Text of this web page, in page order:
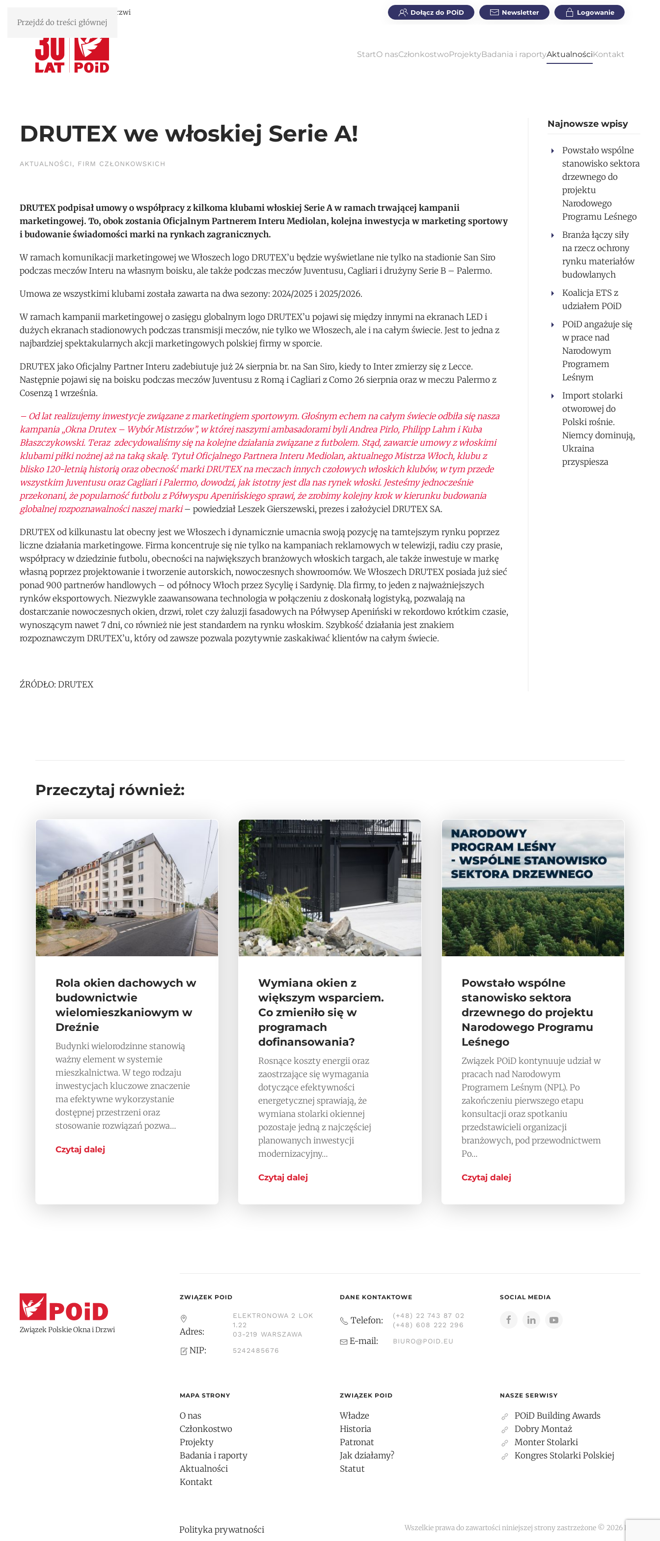
Przejdź do treści głównej
Związek Polskie Okna i Drzwi Dołącz do POiD Newsletter Logowanie
StartO nasCzłonkostwoProjektyBadania i raportyAktualnościKontakt
DRUTEX we włoskiej Serie A!
AKTUALNOŚCI, FIRM CZŁONKOWSKICH
DRUTEX podpisał umowy o współpracy z kilkoma klubami włoskiej Serie A w ramach trwającej kampanii
marketingowej. To, obok zostania Oficjalnym Partnerem Interu Mediolan, kolejna inwestycja w marketing sportowy
i budowanie świadomości marki na rynkach zagranicznych.
W ramach komunikacji marketingowej we Włoszech logo DRUTEX’u będzie wyświetlane nie tylko na stadionie San Siro
podczas meczów Interu na własnym boisku, ale także podczas meczów Juventusu, Cagliari i drużyny Serie B – Palermo.
Umowa ze wszystkimi klubami została zawarta na dwa sezony: 2024/2025 i 2025/2026.
W ramach kampanii marketingowej o zasięgu globalnym logo DRUTEX’u pojawi się między innymi na ekranach LED i
dużych ekranach stadionowych podczas transmisji meczów, nie tylko we Włoszech, ale i na całym świecie. Jest to jedna z
najbardziej spektakularnych akcji marketingowych polskiej firmy w sporcie.
DRUTEX jako Oficjalny Partner Interu zadebiutuje już 24 sierpnia br. na San Siro, kiedy to Inter zmierzy się z Lecce.
Następnie pojawi się na boisku podczas meczów Juventusu z Romą i Cagliari z Como 26 sierpnia oraz w meczu Palermo z
Cosenzą 1 września.
– Od lat realizujemy inwestycje związane z marketingiem sportowym. Głośnym echem na całym świecie odbiła się nasza
kampania „Okna Drutex – Wybór Mistrzów”, w której naszymi ambasadorami byli Andrea Pirlo, Philipp Lahm i Kuba
Błaszczykowski. Teraz zdecydowaliśmy się na kolejne działania związane z futbolem. Stąd, zawarcie umowy z włoskimi
klubami piłki nożnej aż na taką skalę. Tytuł Oficjalnego Partnera Interu Mediolan, aktualnego Mistrza Włoch, klubu z
blisko 120-letnią historią oraz obecność marki DRUTEX na meczach innych czołowych włoskich klubów, w tym przede
wszystkim Juventusu oraz Cagliari i Palermo, dowodzi, jak istotny jest dla nas rynek włoski. Jesteśmy jednocześnie
przekonani, że popularność futbolu z Półwyspu Apenińskiego sprawi, że zrobimy kolejny krok w kierunku budowania
globalnej rozpoznawalności naszej marki– powiedział Leszek Gierszewski, prezes i założyciel DRUTEX SA.
DRUTEX od kilkunastu lat obecny jest we Włoszech i dynamicznie umacnia swoją pozycję na tamtejszym rynku poprzez
liczne działania marketingowe. Firma koncentruje się nie tylko na kampaniach reklamowych w telewizji, radiu czy prasie,
współpracy w dziedzinie futbolu, obecności na największych branżowych włoskich targach, ale także inwestuje w markę
własną poprzez projektowanie i tworzenie autorskich, nowoczesnych showroomów. We Włoszech DRUTEX posiada już sieć
ponad 900 partnerów handlowych – od północy Włoch przez Sycylię i Sardynię. Dla firmy, to jeden z najważniejszych
rynków eksportowych. Niezwykle zaawansowana technologia w połączeniu z doskonałą logistyką, pozwalają na
dostarczanie nowoczesnych okien, drzwi, rolet czy żaluzji fasadowych na Półwysep Apeniński w rekordowo krótkim czasie,
wynoszącym nawet 7 dni, co również nie jest standardem na rynku włoskim. Szybkość działania jest znakiem
rozpoznawczym DRUTEX’u, który od zawsze pozwala pozytywnie zaskakiwać klientów na całym świecie.
ŹRÓDŁO: DRUTEX
Najnowsze wpisy
Powstało wspólne
stanowisko sektora
drzewnego do
projektu
Narodowego
Programu Leśnego
Branża łączy siły
na rzecz ochrony
rynku materiałów
budowlanych
Koalicja ETS z
udziałem POiD
POiD angażuje się
w prace nad
Narodowym
Programem
Leśnym
Import stolarki
otworowej do
Polski rośnie.
Niemcy dominują,
Ukraina
przyspiesza
Przeczytaj również:
Rola okien dachowych w
budownictwie
wielomieszkaniowym w
Dreźnie
Budynki wielorodzinne stanowią
ważny element w systemie
mieszkalnictwa. W tego rodzaju
inwestycjach kluczowe znaczenie
ma efektywne wykorzystanie
dostępnej przestrzeni oraz
stosowanie rozwiązań pozwa…
Czytaj dalej
Wymiana okien z
większym wsparciem.
Co zmieniło się w
programach
dofinansowania?
Rosnące koszty energii oraz
zaostrzające się wymagania
dotyczące efektywności
energetycznej sprawiają, że
wymiana stolarki okiennej
pozostaje jedną z najczęściej
planowanych inwestycji
modernizacyjny…
Czytaj dalej
Powstało wspólne
stanowisko sektora
drzewnego do projektu
Narodowego Programu
Leśnego
Związek POiD kontynuuje udział w
pracach nad Narodowym
Programem Leśnym (NPL). Po
zakończeniu pierwszego etapu
konsultacji oraz spotkaniu
przedstawicieli organizacji
branżowych, pod przewodnictwem
Po…
Czytaj dalej
Związek Polskie Okna i Drzwi
ZWIĄZEK POID
Adres:
ELEKTRONOWA 2 LOK
1.22
03-219 WARSZAWA
NIP: 5242485676
DANE KONTAKTOWE
Telefon:
(+48) 22 743 87 02
(+48) 608 222 296
E-mail: BIURO@POID.EU
SOCIAL MEDIA
MAPA STRONY
O nas
Członkostwo
Projekty
Badania i raporty
Aktualności
Kontakt
ZWIĄZEK POID
Władze
Historia
Patronat
Jak działamy?
Statut
NASZE SERWISY
POiD Building Awards
Dobry Montaż
Monter Stolarki
Kongres Stolarki Polskiej
Polityka prywatności Wszelkie prawa do zawartości niniejszej strony zastrzeżone © 2026 POiD